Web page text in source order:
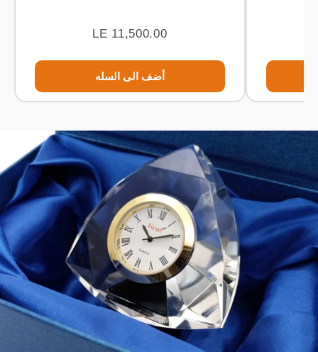
LE 11,500.00
أضف الى السله